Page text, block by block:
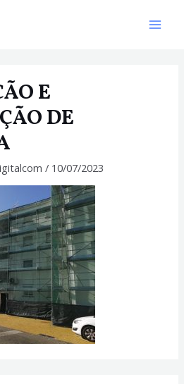
E
DE
/ 10/07/2023